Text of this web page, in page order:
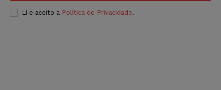
Li e aceito a Política de Privacidade.